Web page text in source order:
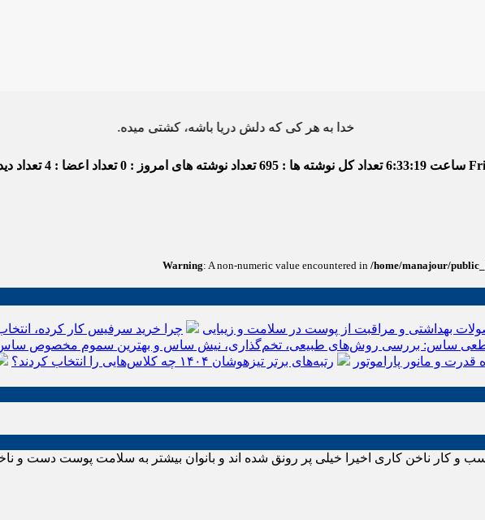
خدا به هر کی که دلش دریا باشه، کشتی میده.
ساعت 6:33:19تعداد کل نوشته ها : 695 تعداد نوشته های امروز : 0 تعداد اعضا : 4 تعداد
Warning: A non-numeric value encountered in /home/manajour/
بهداشتی و مراقبت از پوست در سلامت و زیبایی چرا خرید سرفیس کار کرده،
ساس: بررسی روش‌های طبیعی، تخم‌گذاری، نیش ساس و بهترین سموم مخصوص
قدرت و مانور پاراموتور
رتبه‌های برتر تیزهوشان ۱۴۰۴ چه کلاس‌هایی را انتخاب کردند؟
کار ناخن کاری اخیرا خیلی پر رونق شده اند و بانوان بیشتر به سلامت پوست دست و